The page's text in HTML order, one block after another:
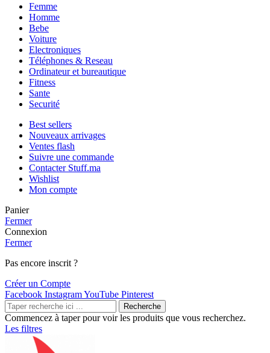
Femme
Homme
Bebe
Voiture
Electroniques
Téléphones & Reseau
Ordinateur et bureautique
Fitness
Sante
Securité
Best sellers
Nouveaux arrivages
Ventes flash
Suivre une commande
Contacter Stuff.ma
Wishlist
Mon compte
Panier
Fermer
Connexion
Fermer
Pas encore inscrit ?
Créer un Compte
Facebook InstagramYouTube Pinterest
Recherche
Commencez à taper pour voir les produits que vous recherchez.
Les filtres